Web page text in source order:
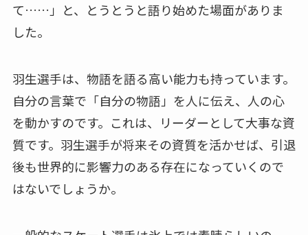
て……」と、とうとうと語り始めた場面がありま
した。
羽生選手は、物語を語る高い能力も持っています。
自分の言葉で「自分の物語」を人に伝え、人の心
を動かすのです。これは、リーダーとして大事な資
質です。羽生選手が将来その資質を活かせば、引退
後も世界的に影響力のある存在になっていくので
はないでしょうか。